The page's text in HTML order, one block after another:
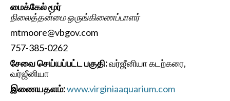
மைக்கேல் மூர்
நிலைத்தன்மை ஒருங்கிணைப்பாளர்
mtmoore@vbgov.com
757-385-0262
சேவை செய்யப்பட்ட பகுதி:வர்ஜீனியா கடற்கரை,
வர்ஜீனியா
இணையதளம்:www.virginiaaquarium.com